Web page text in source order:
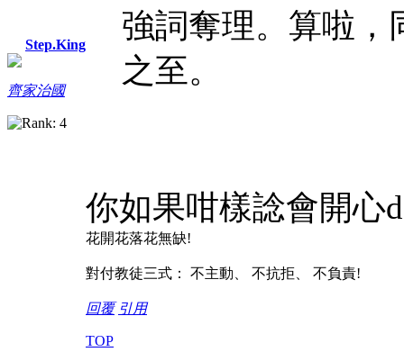
Step.King
齊家治國
強詞奪理。算啦，
之至。
你如果咁樣諗會開
花開花落花無缺!
對付教徒三式： 不主動、 不抗拒、 不負責!
回覆 引用
TOP